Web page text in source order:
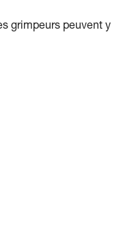
grimpeurs peuvent y